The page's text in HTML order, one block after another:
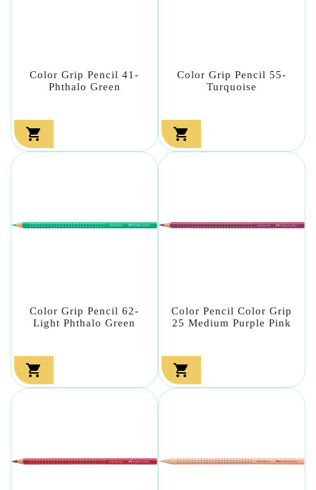
Color Grip Pencil 41-
Phthalo Green

Color Grip Pencil 55-
Turquoise

Color Grip Pencil 62-
Light Phthalo Green

Color Pencil Color Grip
25 Medium Purple Pink
